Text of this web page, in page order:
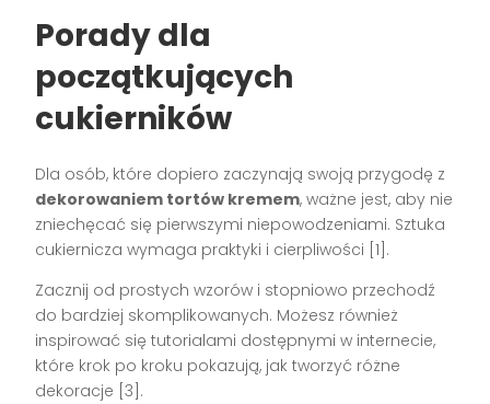
Porady dla
początkujących
cukierników
Dla osób, które dopiero zaczynają swoją przygodę z
dekorowaniem tortów kremem, ważne jest, aby nie
zniechęcać się pierwszymi niepowodzeniami. Sztuka
cukiernicza wymaga praktyki i cierpliwości [1].
Zacznij od prostych wzorów i stopniowo przechodź
do bardziej skomplikowanych. Możesz również
inspirować się tutorialami dostępnymi w internecie,
które krok po kroku pokazują, jak tworzyć różne
dekoracje [3].